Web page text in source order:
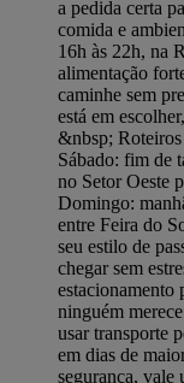
a pedida certa
comida e
16h às 22h, na
alimentação
caminhe sem
está em
&nbsp;
Sábado: fim de
no Setor Oeste
Domingo:
entre Feira do
seu estilo de
chegar sem
estacionamento
ninguém
usar transporte
em dias de
segurança, vale